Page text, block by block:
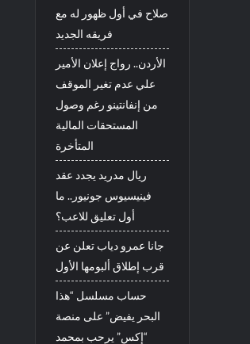
صلاح في أول ظهور له مع
فريقه الجديد
الأردن.. رواج إعلان الأمير
علي عدم تغير الموقف
من إنفانتينو رغم وصول
المستحقات المالية
المتأخرة
ريال مدريد يجدد عقد
فينيسيوس جونيور.. ما
أول تعليق للاعب؟
جانا عمرو دياب تعلن عن
قرب إطلاق ألبومها الأول
حساب مسلسل “هذا
البحر يفيض” على منصة
“إكس” يرحب بمحمد